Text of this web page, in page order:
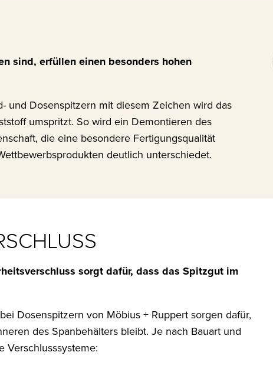
sind, erfüllen einen besonders hohen
und Dosenspitzern mit diesem Zeichen wird das
umspritzt. So wird ein Demontieren des
die eine besondere Fertigungsqualität
deutlich unterschiedet.
sorgt dafür, dass das Spitzgut im
Dosenspitzern von Möbius + Ruppert sorgen dafür,
des Spanbehälters bleibt. Je nach Bauart und
Verschlusssysteme: